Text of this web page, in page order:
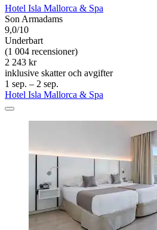
Hotel Isla Mallorca & Spa
Son Armadams
9,0/10
Underbart
(1 004 recensioner)
2 243 kr
inklusive skatter och avgifter
1 sep. – 2 sep.
Hotel Isla Mallorca & Spa